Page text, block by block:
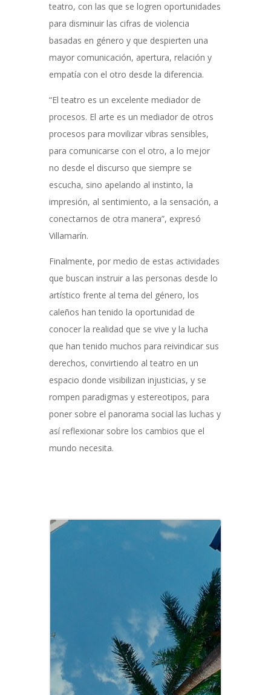
teatro, con las que se logren oportunidades
para disminuir las cifras de violencia
basadas en género y que despierten una
mayor comunicación, apertura, relación y
empatía con el otro desde la diferencia.
“El teatro es un excelente mediador de
procesos. El arte es un mediador de otros
procesos para movilizar vibras sensibles,
para comunicarse con el otro, a lo mejor
no desde el discurso que siempre se
escucha, sino apelando al instinto, la
impresión, al sentimiento, a la sensación, a
conectarnos de otra manera”, expresó
Villamarín.
Finalmente, por medio de estas actividades
que buscan instruir a las personas desde lo
artístico frente al tema del género, los
caleños han tenido la oportunidad de
conocer la realidad que se vive y la lucha
que han tenido muchos para reivindicar sus
derechos, convirtiendo al teatro en un
espacio donde visibilizan injusticias, y se
rompen paradigmas y estereotipos, para
poner sobre el panorama social las luchas y
así reflexionar sobre los cambios que el
mundo necesita.